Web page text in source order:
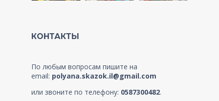
КОНТАКТЫ
По любым вопросам пишите на
email: polyana.skazok.il@gmail.com
или звоните по телефону: 0587300482.